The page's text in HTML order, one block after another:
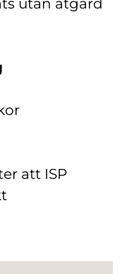
att ISP